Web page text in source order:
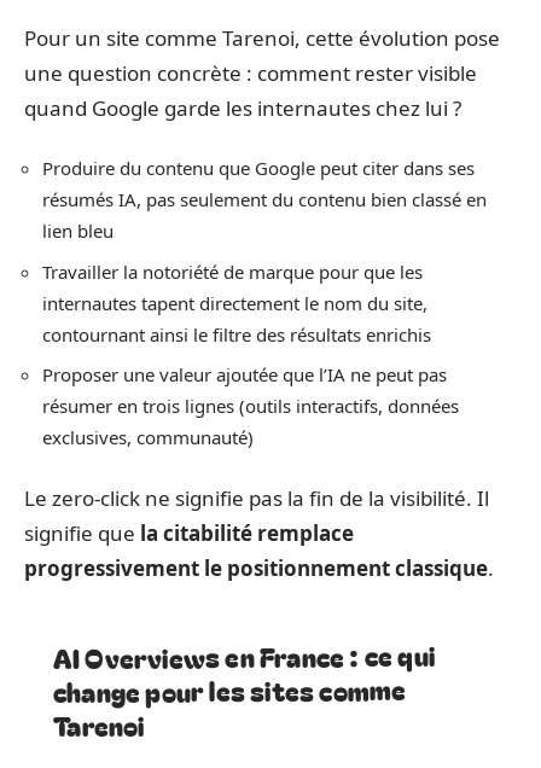
Pour un site comme Tarenoi, cette évolution pose
une question concrète : comment rester visible
quand Google garde les internautes chez lui ?
Produire du contenu que Google peut citer dans ses
résumés IA, pas seulement du contenu bien classé en
lien bleu
Travailler la notoriété de marque pour que les
internautes tapent directement le nom du site,
contournant ainsi le filtre des résultats enrichis
Proposer une valeur ajoutée que l’IA ne peut pas
résumer en trois lignes (outils interactifs, données
exclusives, communauté)
Le zero-click ne signifie pas la fin de la visibilité. Il
signifie que la citabilité remplace
progressivement le positionnement classique.
AI Overviews en France : ce qui
change pour les sites comme
Tarenoi